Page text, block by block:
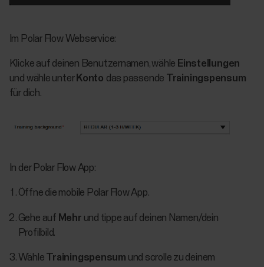
Im Polar Flow Webservice:
Klicke auf deinen Benutzernamen, wähle Einstellungen
und wähle unter Konto das passende
Trainingspensum
für dich.
In der Polar Flow App:
Öffne die mobile Polar Flow App.
Gehe auf Mehr und tippe auf deinen Namen/dein
Profilbild.
Wähle Trainingspensum und scrolle zu deinem